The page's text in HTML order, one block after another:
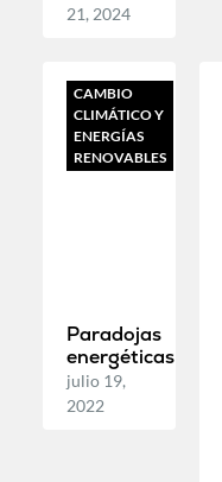
21, 2024
CAMBIO
CLIMÁTICO Y
ENERGÍAS
RENOVABLES
Paradojas
energéticas
julio 19,
2022